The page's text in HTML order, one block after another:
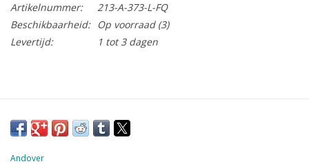
Artikelnummer:
213-A-373-L-FQ
Beschikbaarheid:
Op voorraad(3)
Levertijd:
1 tot 3 dagen
Andover